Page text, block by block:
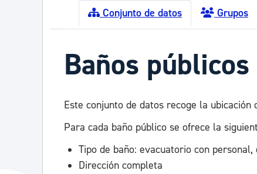
Conjunto de datos Grupos
Baños
Este conjunto de datos recoge la
Para cada baño público se ofrece la
Tipo de baño: evacuatorio con
Dirección completa